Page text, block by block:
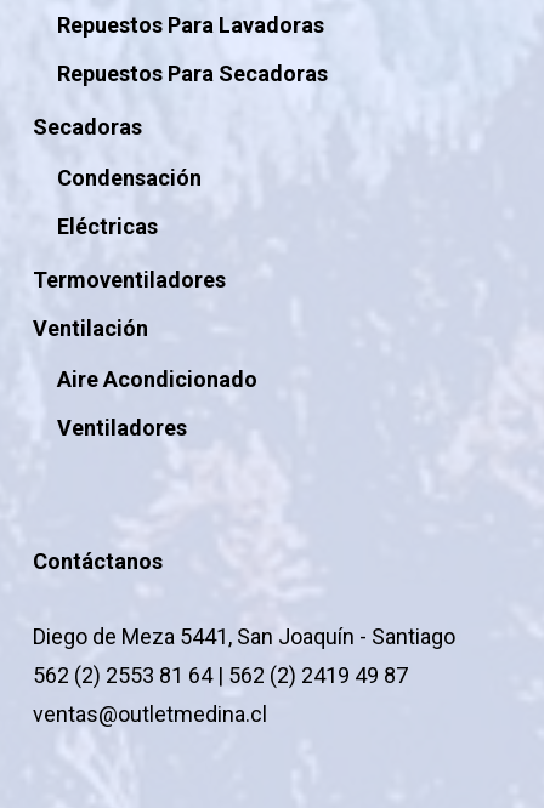
Repuestos Para Lavadoras
Repuestos Para Secadoras
Secadoras
Condensación
Eléctricas
Termoventiladores
Ventilación
Aire Acondicionado
Ventiladores
Contáctanos
Diego de Meza 5441, San Joaquín - Santiago
562 (2) 2553 81 64 | 562 (2) 2419 49 87
ventas@outletmedina.cl